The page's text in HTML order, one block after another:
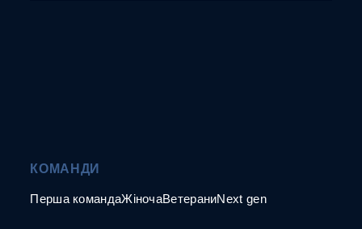
КОМАНДИ
Перша командаЖіночаВетераниNext gen